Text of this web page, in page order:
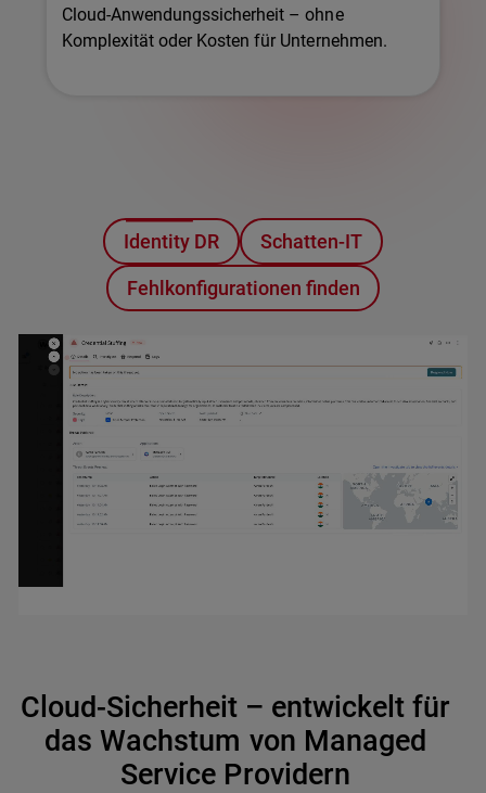
Cloud-Anwendungssicherheit – ohne
Komplexität oder Kosten für Unternehmen.
Identity DR Schatten-IT
Fehlkonfigurationen finden
Cloud-Sicherheit – entwickelt für
das Wachstum von Managed
Service Providern